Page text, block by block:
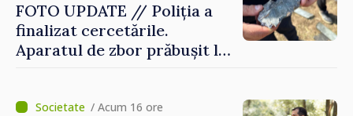
FOTO UPDATE // Poliția a
finalizat cercetările.
Aparatul de zbor prăbușit la
/ Acum 16 ore